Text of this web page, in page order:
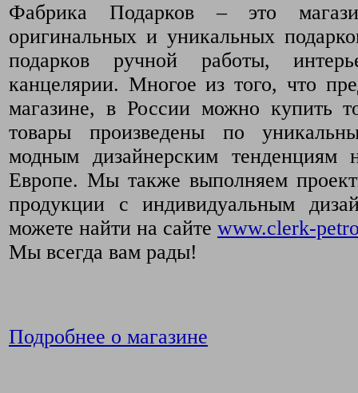
Фабрика Подарков – это
оригинальных и уникальных
подарков ручной работы,
канцелярии. Многое из того, что
магазине, в России можно купить
товары произведены по
модным дизайнерским тенденциям
Европе. Мы также выполняем
продукции с индивидуальным
можете найти на сайте www.clerk-
Мы всегда вам рады!
Подробнее о магазине